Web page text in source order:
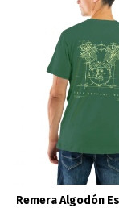
Remera Algodón